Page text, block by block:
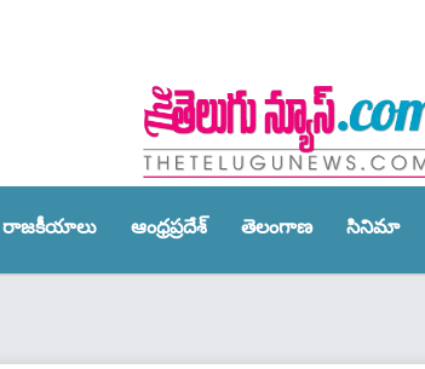
రాజ‌కీయాలు ఆంధ్ర‌ప్ర‌దేశ్‌ తెలంగాణ‌ సినిమా